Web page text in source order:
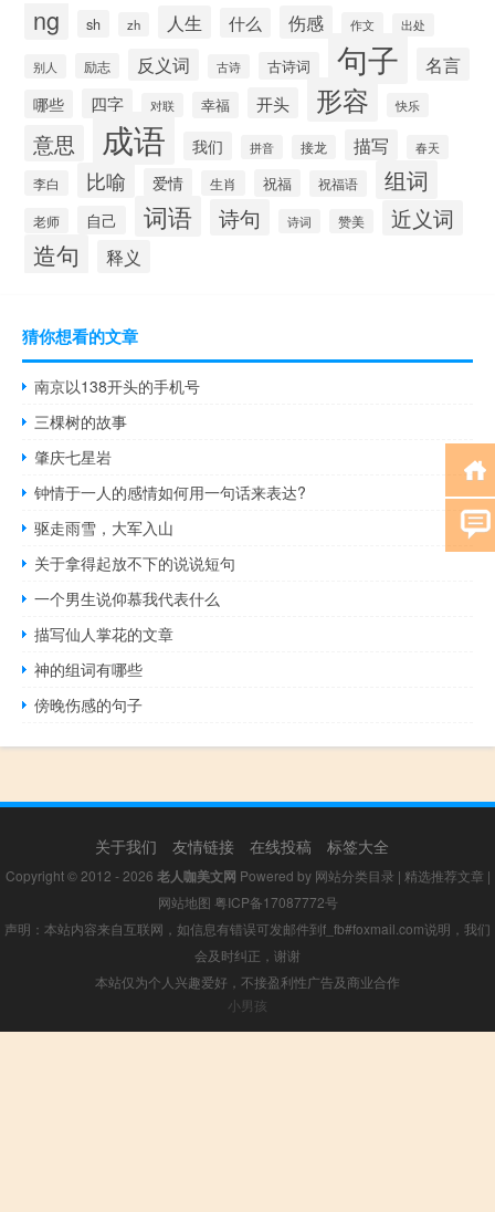
ng sh zh 人生 什么 伤感 作文 出处
别人 励志 反义词 古诗 古诗词 句子 名言
哪些 四字 对联 幸福 开头 形容 快乐
意思 成语 我们 拼音 接龙 描写 春天
李白 比喻 爱情 生肖 祝福 祝福语 组词
老师 自己 词语 诗句 诗词 赞美 近义词
造句 释义
猜你想看的文章
南京以138开头的手机号
三棵树的故事
肇庆七星岩
钟情于一人的感情如何用一句话来表达?
驱走雨雪，大军入山
关于拿得起放不下的说说短句
一个男生说仰慕我代表什么
描写仙人掌花的文章
神的组词有哪些
傍晚伤感的句子
关于我们 友情链接 在线投稿 标签大全
Copyright © 2012 - 2026 老人咖美文网 Powered by 网站分类目录 | 精选推荐文章 |
网站地图 粤ICP备17087772号
声明：本站内容来自互联网，如信息有错误可发邮件到f_fb#foxmail.com说明，我们
会及时纠正，谢谢
本站仅为个人兴趣爱好，不接盈利性广告及商业合作
小男孩